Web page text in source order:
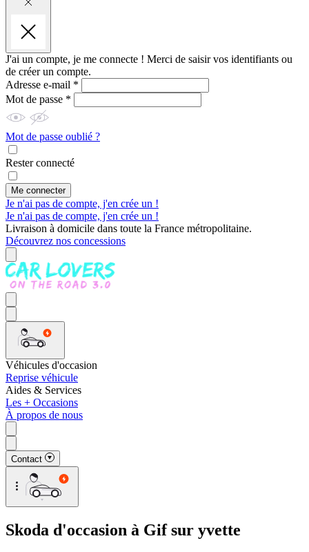
J'ai un compte, je me connecte ! Merci de saisir vos identifiants ou
de créer un compte.
Adresse e-mail *
Mot de passe *
Mot de passe oublié ?
Rester connecté
Me connecter
Je n'ai pas de compte, j'en crée un !
Je n'ai pas de compte, j'en crée un !
Livraison à domicile dans toute la France métropolitaine.
Découvrez nos concessions
Véhicules d'occasion
Reprise véhicule
Aides & Services
Les + Occasions
À propos de nous
Contact
Skoda d'occasion à Gif sur yvette